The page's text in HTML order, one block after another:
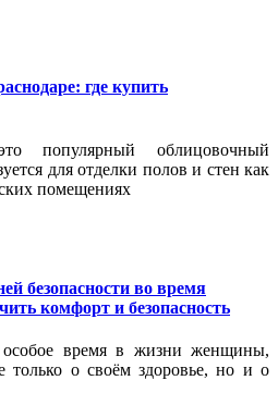
где купить
популярный облицовочный
для отделки полов и стен как
помещениях
безопасности во время
комфорт и безопасность
время в жизни женщины,
только о своём здоровье, но и о